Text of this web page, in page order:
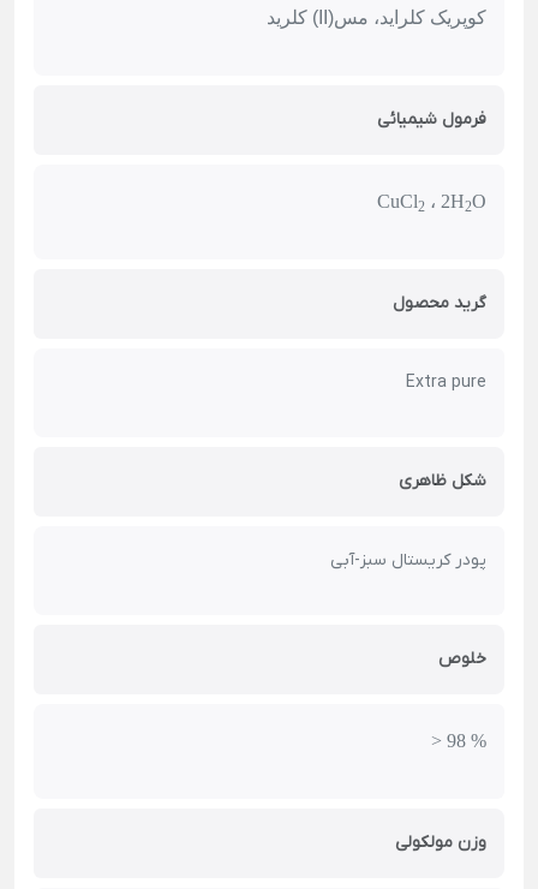
کوپریک کلراید، مس(II) کلرید
فرمول شیمیائی
CuCl2 ، 2H2O
گرید محصول
Extra pure
شکل ظاهری
پودر کریستال سبز-آبی
خلوص
> 98 %
وزن مولکولی